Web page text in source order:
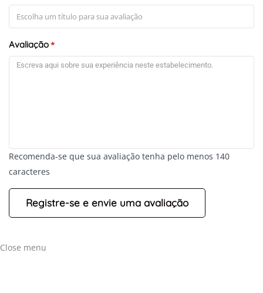
Avaliação*
Recomenda-se que sua avaliação tenha pelo menos 140
caracteres
Close menu